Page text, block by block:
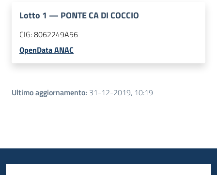
Lotto 1 — PONTE CA DI COCCIO
CIG:8062249A56
OpenData ANAC
Ultimo aggiornamento: 31-12-2019, 10:19